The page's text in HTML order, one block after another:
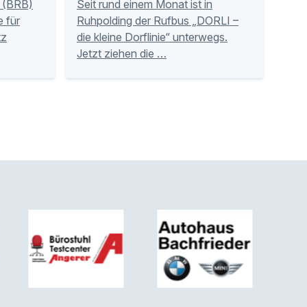
für
Seit rund einem Monat ist in
Ruhpolding der Rufbus „DORLI –
die kleine Dorflinie“ unterwegs.
Jetzt ziehen die …